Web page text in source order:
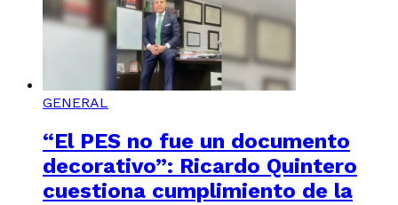
GENERAL
“El PES no fue un documento
decorativo”: Ricardo Quintero
cuestiona cumplimiento de la